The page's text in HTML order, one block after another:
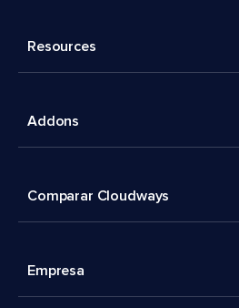
Resources
Addons
Comparar Cloudways
Empresa